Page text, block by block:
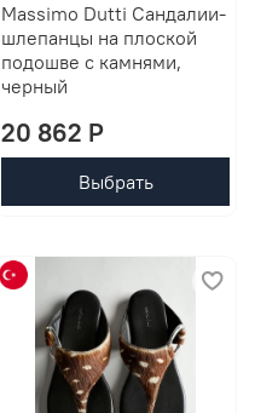
Massimo Dutti Сандалии-
шлепанцы на плоской
подошве с камнями,
черный
20 862 P
Выбрать